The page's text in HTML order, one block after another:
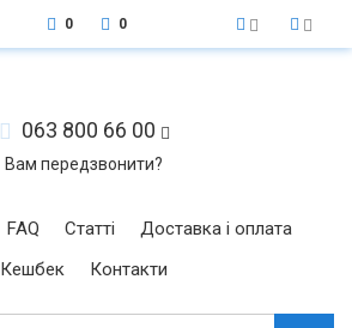
0 0
063 800 66 00
Вам передзвонити?
FAQ Статті
Доставка і оплата
Кешбек
Контакти